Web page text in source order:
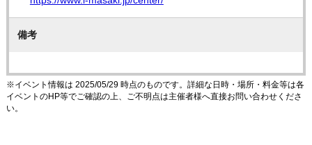
備考
※イベント情報は 2025/05/29 時点のものです。詳細な日時・場所・料金等は各
イベントのHP等でご確認の上、ご不明点は主催者様へ直接お問い合わせくださ
い。